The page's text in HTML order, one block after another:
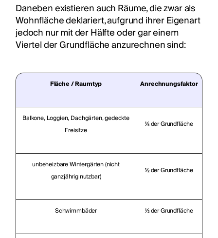
Daneben existieren auch Räume, die zwar als
Wohnfläche deklariert, aufgrund ihrer Eigenart
jedoch nur mit der Hälfte oder gar einem
Viertel der Grundfläche anzurechnen sind:
Fläche / Raumtyp Anrechnungsfaktor
Balkone, Loggien, Dachgärten, gedeckte
Freisitze
¼ der Grundfläche
unbeheizbare Wintergärten (nicht
ganzjährig nutzbar)
½ der Grundfläche
Schwimmbäder ½ der Grundfläche